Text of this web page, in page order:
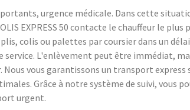
urgence médicale. Dans cette
EXPRESS 50 contacte le chauffeur le
colis ou palettes par coursier dans un
service. L'enlèvement peut être immédiat,
Nous vous garantissons un transport express
Grâce à notre système de suivi, vous
urgent.